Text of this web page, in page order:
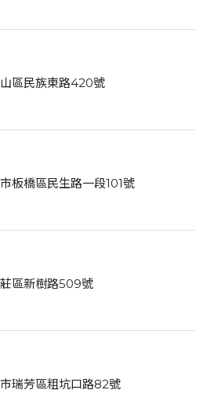
區民族東路420號
板橋區民生路一段101號
區新樹路509號
瑞芳區粗坑口路82號